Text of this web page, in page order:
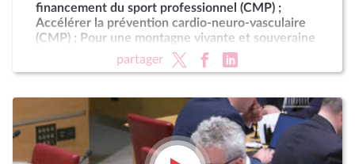
financement du sport professionnel (CMP) ;
Accélérer la prévention cardio-neuro-vasculaire
(CMP) ; Pour une montagne vivante et souveraine
partager